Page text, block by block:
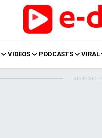
VIDEOS PODCASTS VIRAL
ΔΙΑΦΗΜΙΣΗ